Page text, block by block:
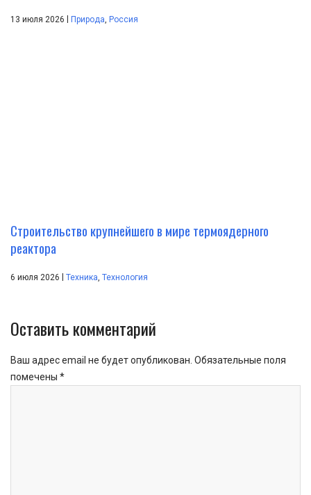
13 июля 2026 | Природа Россия
Строительство крупнейшего в мире термоядерного
реактора
6 июля 2026 | Техника Технология
Оставить комментарий
Ваш адрес email не будет опубликован. Обязательные поля
помечены *